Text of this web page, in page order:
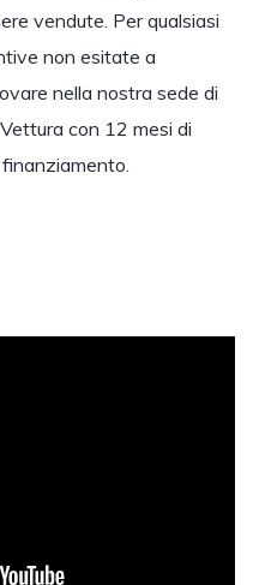
vendute. Per qualsiasi
non esitate a
nella nostra sede di
con 12 mesi di